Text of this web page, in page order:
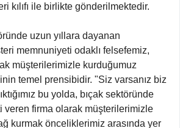
kılıfı ile birlikte gönderilmektedir.
uzun yıllara dayanan
memnuniyeti odaklı felsefemiz,
müşterilerimizle kurduğumuz
temel prensibidir. "Siz varsanız biz
bu yolda, bıçak sektöründe
veren firma olarak müşterilerimizle
kurmak önceliklerimiz arasında yer